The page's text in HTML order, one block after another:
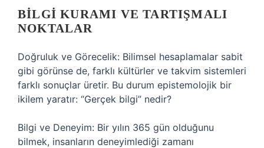
BILGI KURAMI VE TARTIŞMALI
NOKTALAR
Doğruluk ve Görecelik: Bilimsel hesaplamalar sabit
gibi görünse de, farklı kültürler ve takvim sistemleri
farklı sonuçlar üretir. Bu durum epistemolojik bir
ikilem yaratır: “Gerçek bilgi” nedir?
Bilgi ve Deneyim: Bir yılın 365 gün olduğunu
bilmek, insanların deneyimlediği zamanı